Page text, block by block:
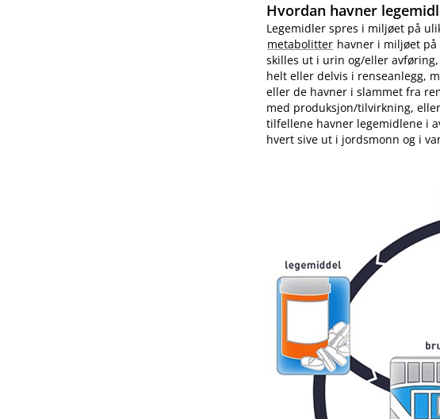
Hvordan havner
Legemidler spres i miljøet på
metabolitter havner i miljøet
skilles ut i urin og​/​eller
helt eller delvis i renseanlegg,
eller de havner i slammet fra
med produksjon​/​tilvirkning,
tilfellene havner legemidlene i
hvert sive ut i jordsmonn og i